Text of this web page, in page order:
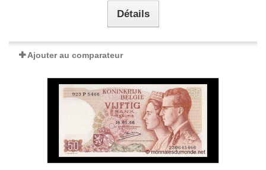
Détails
Ajouter au comparateur